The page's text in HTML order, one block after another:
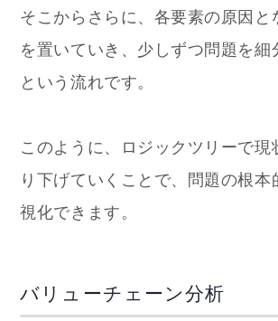
そこからさらに、各要素の原因と
を置いていき、少しずつ問題を細
という流れです。
このように、ロジックツリーで現
り下げていくことで、問題の根本
視化できます。
バリューチェーン分析